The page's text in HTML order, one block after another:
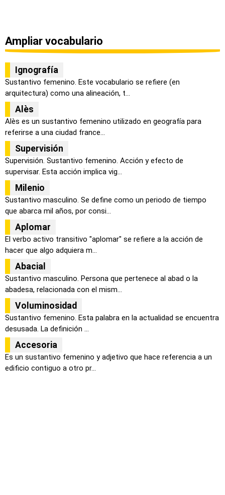
Ampliar vocabulario
Ignografía
Sustantivo femenino. Este vocabulario se refiere (en
arquitectura) como una alineación, t...
Alès
Alès es un sustantivo femenino utilizado en geografía para
referirse a una ciudad france...
Supervisión
Supervisión. Sustantivo femenino. Acción y efecto de
supervisar. Esta acción implica vig...
Milenio
Sustantivo masculino. Se define como un periodo de tiempo
que abarca mil años, por consi...
Aplomar
El verbo activo transitivo "aplomar" se refiere a la acción de
hacer que algo adquiera m...
Abacial
Sustantivo masculino. Persona que pertenece al abad o la
abadesa, relacionada con el mism...
Voluminosidad
Sustantivo femenino. Esta palabra en la actualidad se encuentra
desusada. La definición ...
Accesoria
Es un sustantivo femenino y adjetivo que hace referencia a un
edificio contiguo a otro pr...